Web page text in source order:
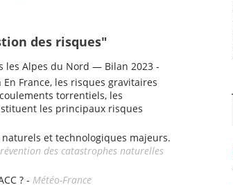
des risques"
les Alpes du Nord — Bilan 2023 -
France, les risques gravitaires
torrentiels, les
les principaux risques
et technologiques majeurs.
des catastrophes naturelles
? - Météo-France